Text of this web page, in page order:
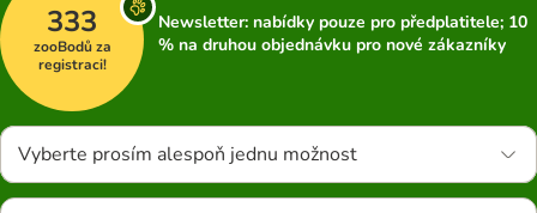
333
zooBodů za
registraci!
Newsletter: nabídky pouze pro předplatitele; 10
% na druhou objednávku pro nové zákazníky
Vyberte prosím alespoň jednu možnost